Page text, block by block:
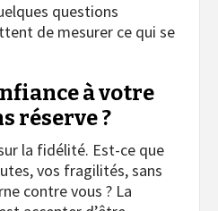
questions
de mesurer ce qui se
à votre
réserve ?
la fidélité. Est-ce que
vos fragilités, sans
contre vous ? La